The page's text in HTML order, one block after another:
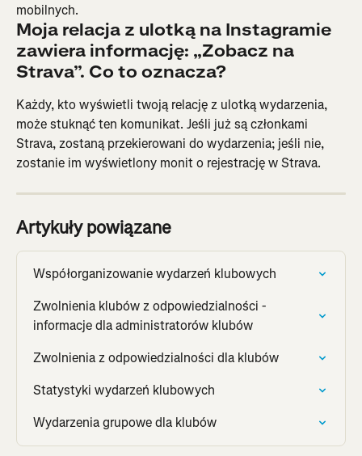
mobilnych.
Moja relacja z ulotką na Instagramie
zawiera informację: „Zobacz na
Strava”. Co to oznacza?
Każdy, kto wyświetli twoją relację z ulotką wydarzenia,
może stuknąć ten komunikat. Jeśli już są członkami
Strava, zostaną przekierowani do wydarzenia; jeśli nie,
zostanie im wyświetlony monit o rejestrację w Strava.
Artykuły powiązane
Współorganizowanie wydarzeń klubowych
Zwolnienia klubów z odpowiedzialności -
informacje dla administratorów klubów
Zwolnienia z odpowiedzialności dla klubów
Statystyki wydarzeń klubowych
Wydarzenia grupowe dla klubów